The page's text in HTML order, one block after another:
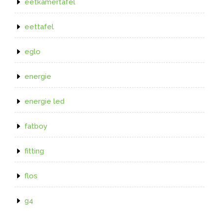
eetkamertafel
eettafel
eglo
energie
energie led
fatboy
fitting
flos
g4